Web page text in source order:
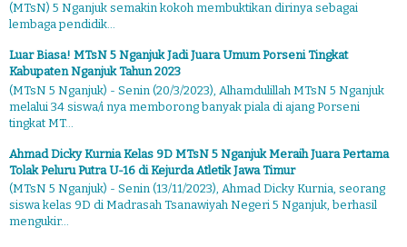
(MTsN) 5 Nganjuk semakin kokoh membuktikan dirinya sebagai
lembaga pendidik...
Luar Biasa! MTsN 5 Nganjuk Jadi Juara Umum Porseni Tingkat
Kabupaten Nganjuk Tahun 2023
(MTsN 5 Nganjuk) - Senin (20/3/2023), Alhamdulillah MTsN 5 Nganjuk
melalui 34 siswa/i nya memborong banyak piala di ajang Porseni
tingkat MT...
Ahmad Dicky Kurnia Kelas 9D MTsN 5 Nganjuk Meraih Juara Pertama
Tolak Peluru Putra U-16 di Kejurda Atletik Jawa Timur
(MTsN 5 Nganjuk) - Senin (13/11/2023), Ahmad Dicky Kurnia, seorang
siswa kelas 9D di Madrasah Tsanawiyah Negeri 5 Nganjuk, berhasil
mengukir...